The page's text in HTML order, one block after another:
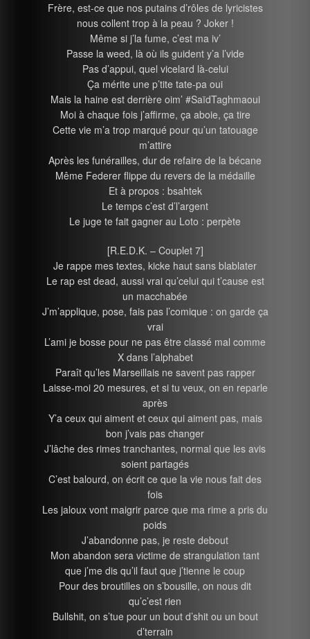
Frère, est-ce que nos putains d’rôles de lyricistes
nous collent trop à la peau ? Joker !
Même si j’la fume, c’est ma iv’
Passe la weed, là où ils guident y’a l’vide
Pas d’appui, quel vicelard là-celui
Ça mérite une p’tite tate-pa oui
Mais la haine est derrière oim’ #SaïdTaghmaoui
Moi à chaque fois j’affirme, ça aboie, ça tire
Cette vie m’a trop marqué pour qu’un tatouage
m’attire
Après les funérailles, dur de refaire de la bécane
Même Federer flippe du revers de la médaille
Et à propos : bsahtek
Le temps c’est d’l’argent
Le juge te fait gagner au Loto : perpète
[R.E.D.K. – Couplet 7]
Je rappe mes textes, kicke haut sans blablater
Le rap est dead, aussi vrai qu’celui qui t’cause est
un macchabée
J’m’applique, pose, fais pas l’comique : on garde ça
vrai
L’ami je bosse pour ne pas être classé mal comme
X dans l’alphabet
Paraît qu’les Marseillais ne savent pas rapper
Laisse-moi 20 mesures, et si tu veux, on en reparle
après
Y’a ceux qui aiment et ceux qui aiment pas, mais
bon j’vais pas changer
J’lâche des rimes tranchantes, normal que les avis
soient partagés
C’est balourd, on écrit ce que la vie nous fait des
fois
Les jaloux vont maigrir parce que ma rime a pris du
poids
J’abandonne pas, je reste debout
Mon abandon sera victime de strangulation tant
que j’me dis qu’il faut que j’tienne le coup
Pour des broutilles on s’bousille, on nous dit
qu’c’est rien
Bullshit, on s’tue pour un bout d’shit ou un bout
d’terrain